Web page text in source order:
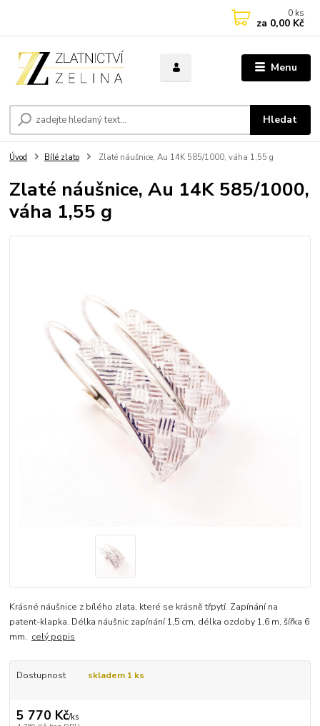
Menu
Hledat
0 ks
za 0,00 Kč
Úvod Bílé zlato Zlaté náušnice, Au 14K 585/1000, váha 1,55 g
Zlaté náušnice, Au 14K 585/1000,
váha 1,55 g
Krásné náušnice z bílého zlata, které se krásně třpytí. Zapínání na
patent-klapka. Délka náušnic zapínání 1,5 cm, délka ozdoby 1,6 m, šířka 6
mm. celý popis
Dostupnost skladem 1 ks
5 770 Kč/ks